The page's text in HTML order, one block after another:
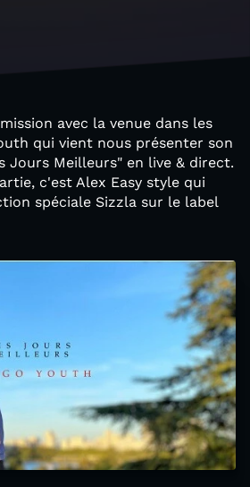
avec la venue dans les
qui vient nous présenter son
Jours Meilleurs" en live & direct.
c'est Alex Easy style qui
spéciale Sizzla sur le label